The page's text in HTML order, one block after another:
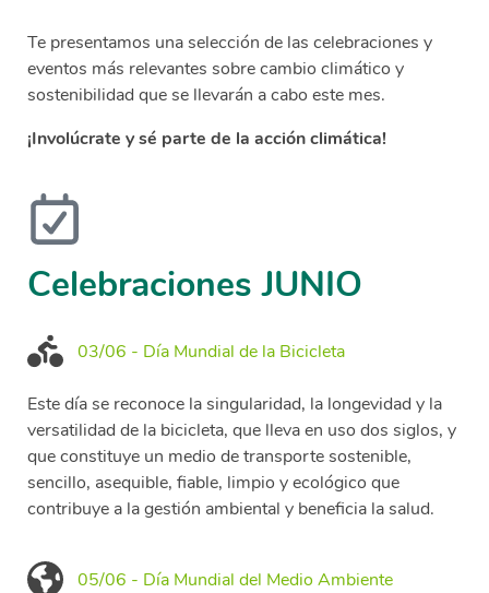
Te presentamos una selección de las celebraciones y
eventos más relevantes sobre cambio climático y
sostenibilidad que se llevarán a cabo este mes.
¡Involúcrate y sé parte de la acción climática!
Celebraciones JUNIO
03/06 - Día Mundial de la Bicicleta
Este día se reconoce la singularidad, la longevidad y la
versatilidad de la bicicleta, que lleva en uso dos siglos, y
que constituye un medio de transporte sostenible,
sencillo, asequible, fiable, limpio y ecológico que
contribuye a la gestión ambiental y beneficia la salud.
05/06 - Día Mundial del Medio Ambiente